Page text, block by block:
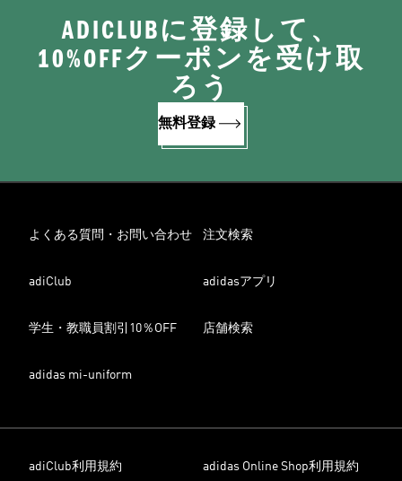
ADICLUBに登録して、
10%OFFクーポンを受け取
ろう
無料登録
よくある質問・お問い合わせ 注文検索
adiClub adidasアプリ
学生・教職員割引10％OFF 店舗検索
adidas mi-uniform
adiClub利用規約 adidas Online Shop利用規約